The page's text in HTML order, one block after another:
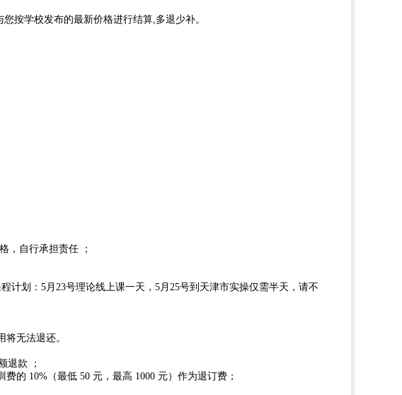
按学校发布的最新价格进行结算,多退少补。
，自行承担责任 ；
计划：5月23号理论线上课一天，5月25号到天津市实操仅需半天，请不
无法退还。
退款 ；
的 10%（最低 50 元，最高 1000 元）作为退订费；